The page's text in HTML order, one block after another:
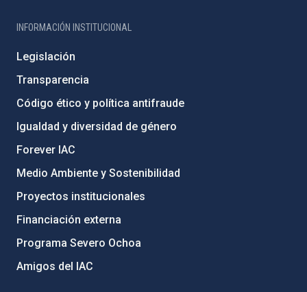
INFORMACIÓN INSTITUCIONAL
Legislación
Transparencia
Código ético y política antifraude
Igualdad y diversidad de género
Forever IAC
Medio Ambiente y Sostenibilidad
Proyectos institucionales
Financiación externa
Programa Severo Ochoa
Amigos del IAC